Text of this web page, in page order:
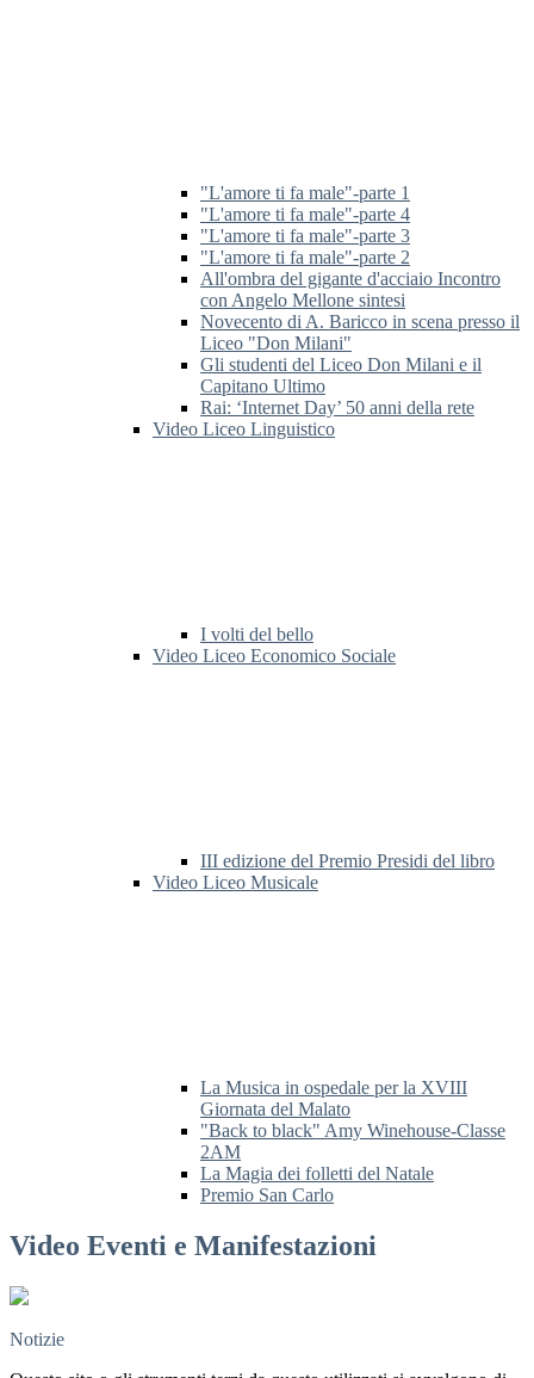
"L'amore ti fa male"-parte 1
"L'amore ti fa male"-parte 4
"L'amore ti fa male"-parte 3
"L'amore ti fa male"-parte 2
All'ombra del gigante d'acciaio Incontro
con Angelo Mellone sintesi
Novecento di A. Baricco in scena presso il
Liceo "Don Milani"
Gli studenti del Liceo Don Milani e il
Capitano Ultimo
Rai: ‘Internet Day’ 50 anni della rete
Video Liceo Linguistico
I volti del bello
Video Liceo Economico Sociale
III edizione del Premio Presidi del libro
Video Liceo Musicale
La Musica in ospedale per la XVIII
Giornata del Malato
"Back to black" Amy Winehouse-Classe
2AM
La Magia dei folletti del Natale
Premio San Carlo
Video Eventi e Manifestazioni
Notizie